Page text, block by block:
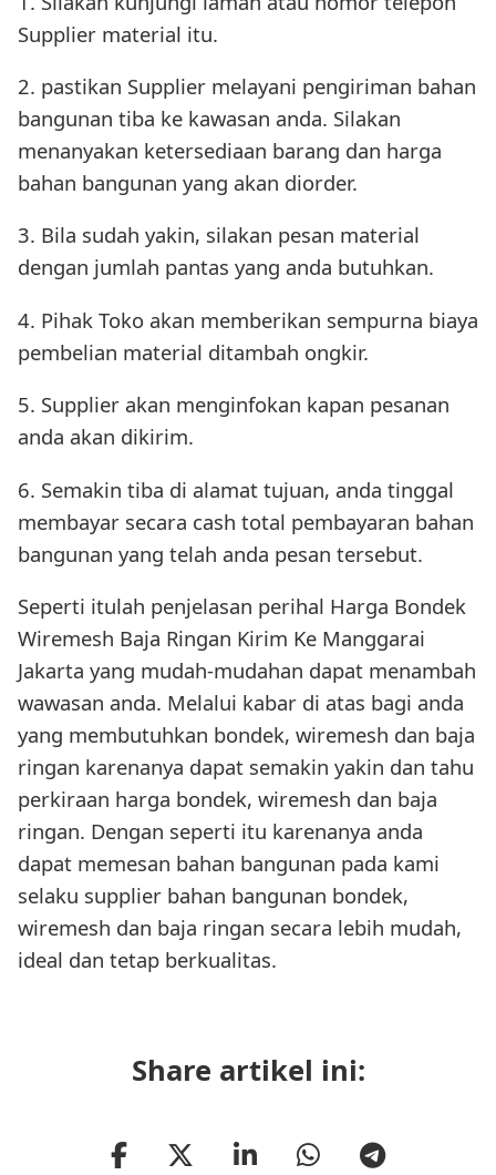
Supplier material itu.
2. pastikan Supplier melayani pengiriman bahan
bangunan tiba ke kawasan anda. Silakan
menanyakan ketersediaan barang dan harga
bahan bangunan yang akan diorder.
3. Bila sudah yakin, silakan pesan material
dengan jumlah pantas yang anda butuhkan.
4. Pihak Toko akan memberikan sempurna biaya
pembelian material ditambah ongkir.
5. Supplier akan menginfokan kapan pesanan
anda akan dikirim.
6. Semakin tiba di alamat tujuan, anda tinggal
membayar secara cash total pembayaran bahan
bangunan yang telah anda pesan tersebut.
Seperti itulah penjelasan perihal Harga Bondek
Wiremesh Baja Ringan Kirim Ke Manggarai
Jakarta yang mudah-mudahan dapat menambah
wawasan anda. Melalui kabar di atas bagi anda
yang membutuhkan bondek, wiremesh dan baja
ringan karenanya dapat semakin yakin dan tahu
perkiraan harga bondek, wiremesh dan baja
ringan. Dengan seperti itu karenanya anda
dapat memesan bahan bangunan pada kami
selaku supplier bahan bangunan bondek,
wiremesh dan baja ringan secara lebih mudah,
ideal dan tetap berkualitas.
Share artikel ini: